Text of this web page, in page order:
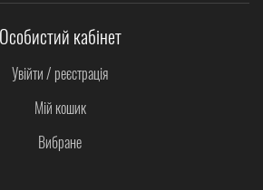
Особистий кабінет
Увійти / реєстрація
Мій кошик
Вибране